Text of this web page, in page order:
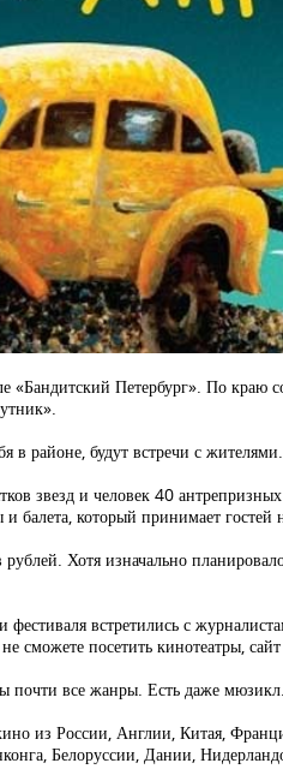
«Бандитский Петербург». По краю
в районе, будут встречи с жителями.
звезд и человек 40
балета, который принимает гостей
Хотя изначально
встретились с
сможете посетить кинотеатры,
почти все жанры. Есть даже
кино из России, Англии, Китая,
Белоруссии, Дании,